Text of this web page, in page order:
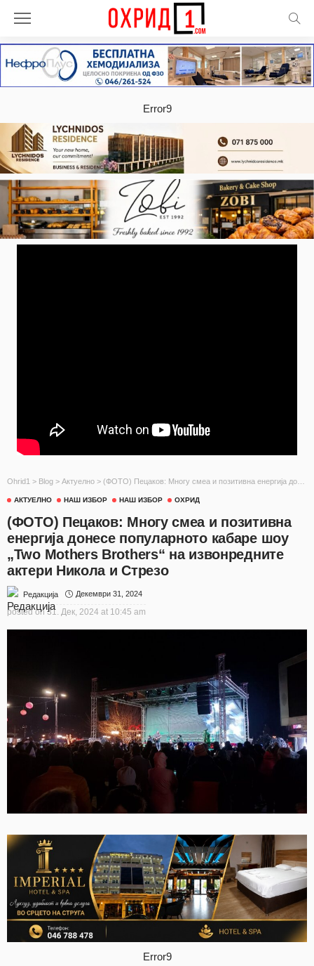
Error9
Ohrid1 > Blog > Актуелно > (ФОТО) Пецаков: Многу смеа и позитивна енергија донесе популарното кабаре шоу „Two Mothers Brothers“ на извонредните актери Никола и Стрезо
АКТУЕЛНО НАШ ИЗБОР НАШ ИЗБОР ОХРИД
(ФОТО) Пецаков: Многу смеа и позитивна
енергија донесе популарното кабаре шоу
„Two Mothers Brothers“ на извонредните
актери Никола и Стрезо
Редакција Декември 31, 2024
posted on 31. Дек, 2024 at 10:45 am
Error9